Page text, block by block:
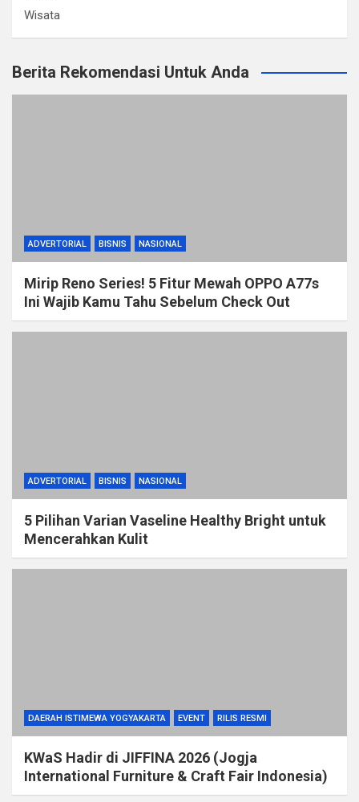
Wisata
Berita Rekomendasi Untuk Anda
ADVERTORIAL BISNIS NASIONAL
Mirip Reno Series! 5 Fitur Mewah OPPO A77s
Ini Wajib Kamu Tahu Sebelum Check Out
ADVERTORIAL BISNIS NASIONAL
5 Pilihan Varian Vaseline Healthy Bright untuk
Mencerahkan Kulit
DAERAH ISTIMEWA YOGYAKARTA EVENT RILIS RESMI
KWaS Hadir di JIFFINA 2026 (Jogja
International Furniture & Craft Fair Indonesia)